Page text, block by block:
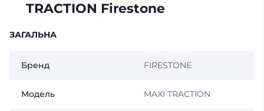
TRACTION Firestone
ЗАГАЛЬНА
Бренд FIRESTONE
Модель MAXI TRACTION